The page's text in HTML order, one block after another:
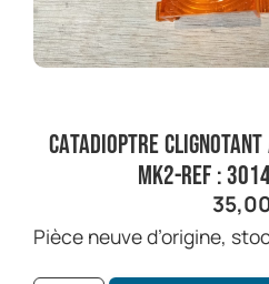
catadioptre
mk2-ref :
pièce neuve d’origine,